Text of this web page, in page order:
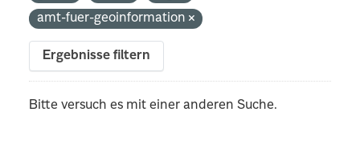
amt-fuer-geoinformation
Ergebnisse filtern
Bitte versuch es mit einer anderen Suche.